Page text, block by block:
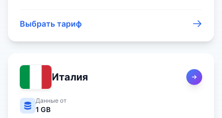
Выбрать тариф
Италия
Данные от
1 GB